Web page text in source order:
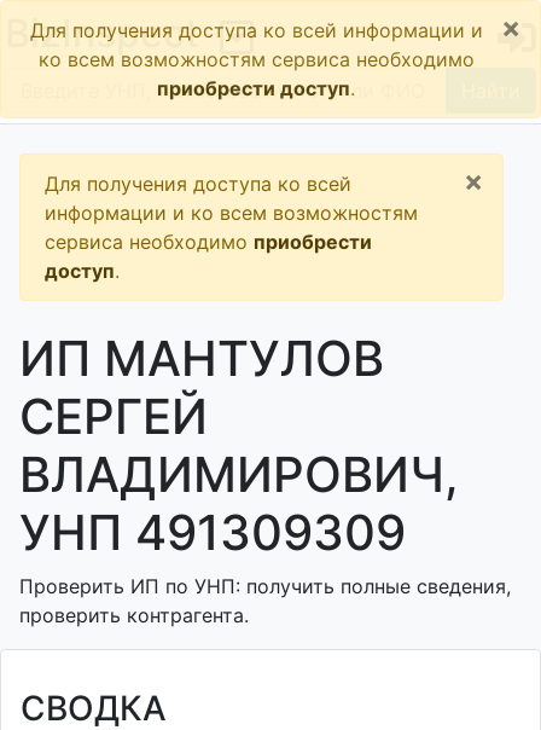
BizInspect
Для получения доступа ко всей информации и
ко всем возможностям сервиса необходимо
приобрести доступ.
×
Для получения доступа ко всей
информации и ко всем возможностям
сервиса необходимо приобрести
доступ.
×
ИП МАНТУЛОВ
СЕРГЕЙ
ВЛАДИМИРОВИЧ,
УНП 491309309
Проверить ИП по УНП: получить полные сведения,
проверить контрагента.
СВОДКА